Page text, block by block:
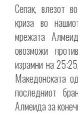
Сепак, влезот
криза во
мрежата
овозможи
израмни на
Македонската
последниот
Алмеида за